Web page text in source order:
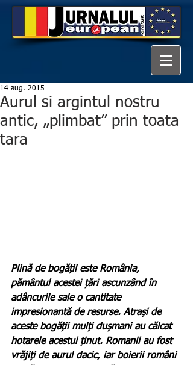
Aurul si argintul nostru
antic, „plimbat” prin toata
tara
14 aug. 2015
Plină de bogății este România,
pământul acestei țări ascunzând în
adâncurile sale o cantitate
impresionantă de resurse. Atrași de
aceste bogății mulți dușmani au călcat
hotarele acestui ținut. Romanii au fost
vrăjiți de aurul dacic, iar boierii români